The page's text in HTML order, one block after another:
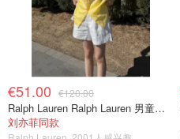
€51.00 €120.00
Ralph Lauren Ralph Lauren 男童亚麻衬衫
刘亦菲同款